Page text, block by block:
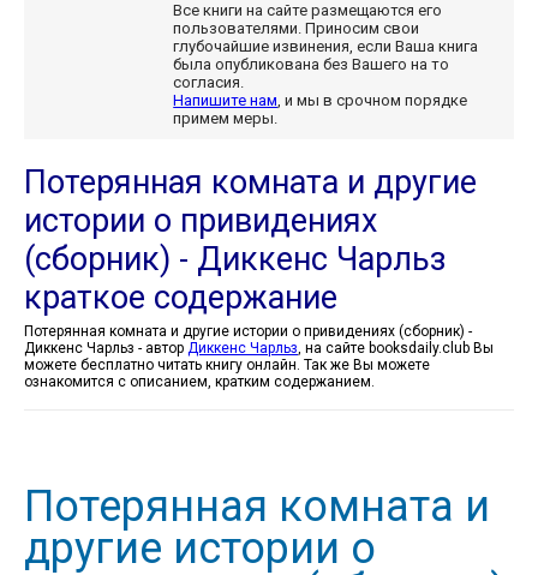
Все книги на сайте размещаются его
пользователями. Приносим свои
глубочайшие извинения, если Ваша книга
была опубликована без Вашего на то
согласия.
Напишите нам, и мы в срочном порядке
примем меры.
Потерянная комната и другие
истории о привидениях
(сборник) - Диккенс Чарльз
краткое содержание
Потерянная комната и другие истории о привидениях (сборник) -
Диккенс Чарльз - автор Диккенс Чарльз, на сайте booksdaily.club Вы
можете бесплатно читать книгу онлайн. Так же Вы можете
ознакомится с описанием, кратким содержанием.
Потерянная комната и
другие истории о